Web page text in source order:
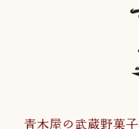
青木屋の武蔵野菓子